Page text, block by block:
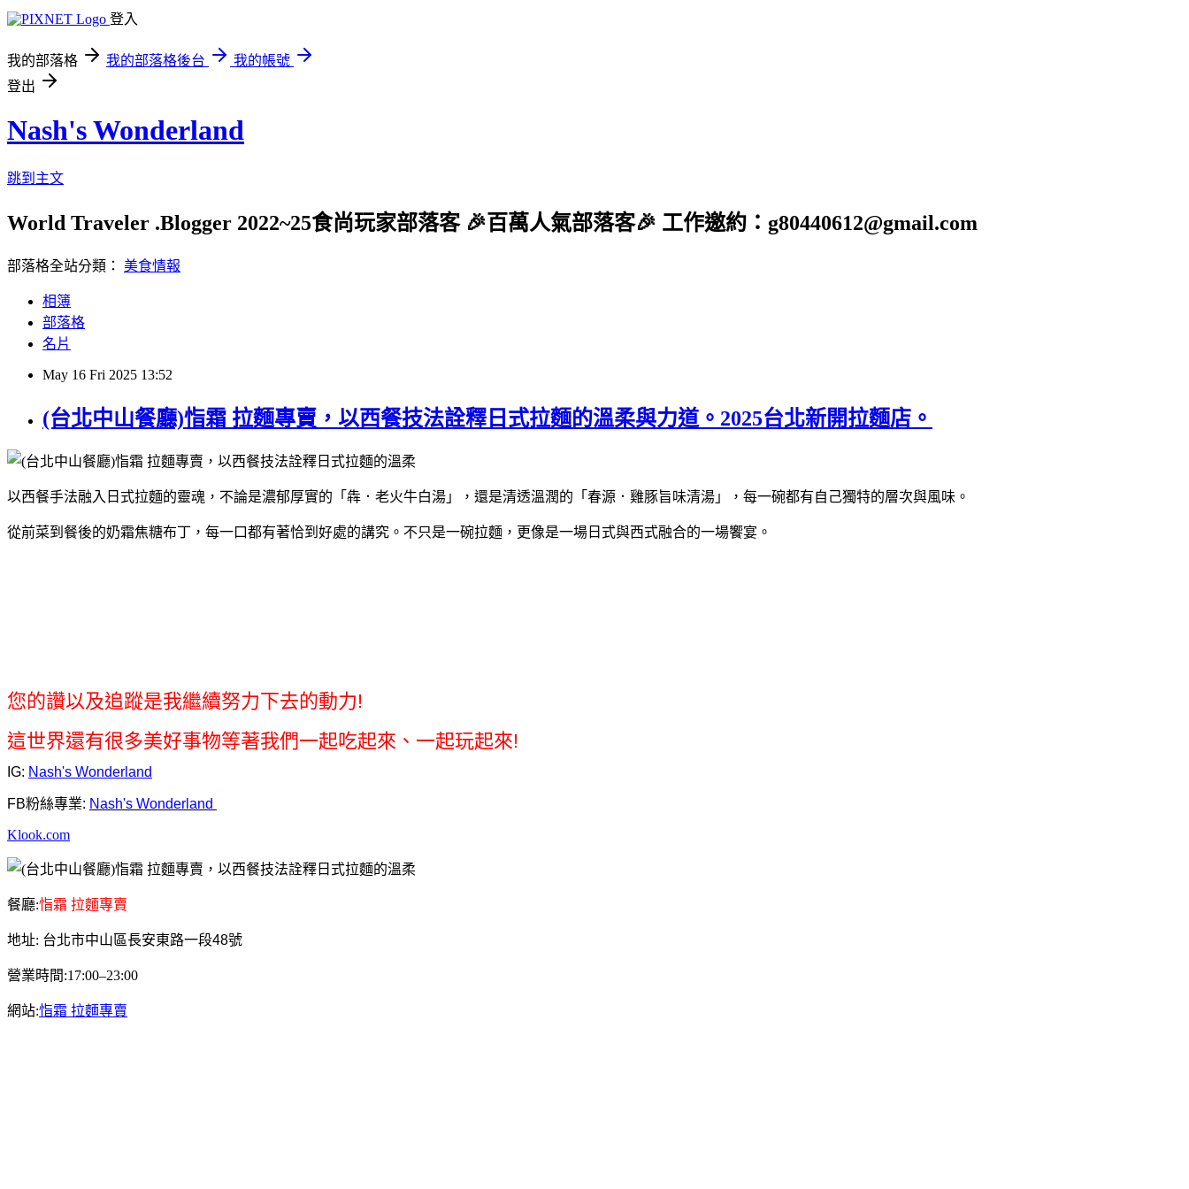
登入
我的部落格 我的部落格後台
我的帳號
登出
Nash's Wonderland
跳到主文
World Traveler .Blogger 2022~25食尚玩家部落客 🎉百萬人氣部落客🎉 工作邀約：g80440612@gmail.com
部落格全站分類： 美食情報
相簿
部落格
名片
May 16 Fri 2025 13:52
(台北中山餐廳)恉霜 拉麵專賣，以西餐技法詮釋日式拉麵的溫柔與力道。2025台北新開拉麵店。
以西餐手法融入日式拉麵的靈魂，不論是濃郁厚實的「犇．老火牛白湯」，還是清透溫潤的「春源．雞豚旨味清湯」，每一碗都有自己獨特的層次與風味。
從前菜到餐後的奶霜焦糖布丁，每一口都有著恰到好處的講究。不只是一碗拉麵，更像是一場日式與西式融合的一場饗宴。
您的讚以及追蹤是我繼續努力下去的動力!
這世界還有很多美好事物等著我們一起吃起來、一起玩起來!
IG: Nash's Wonderland
FB粉絲專業: Nash's Wonderland
Klook.com
餐廳:恉霜 拉麵專賣
地址: 台北市中山區長安東路一段48號
營業時間:17:00–23:00
網站:恉霜 拉麵專賣